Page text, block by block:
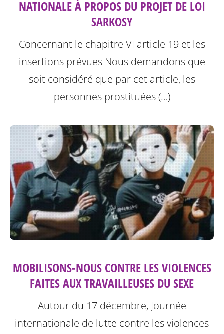
NATIONALE À PROPOS DU PROJET DE LOI
SARKOSY
Concernant le chapitre VI article 19 et les
insertions prévues Nous demandons que
soit considéré que par cet article, les
personnes prostituées (…)
MOBILISONS-NOUS CONTRE LES VIOLENCES
FAITES AUX TRAVAILLEUSES DU SEXE
Autour du 17 décembre, Journée
internationale de lutte contre les violences